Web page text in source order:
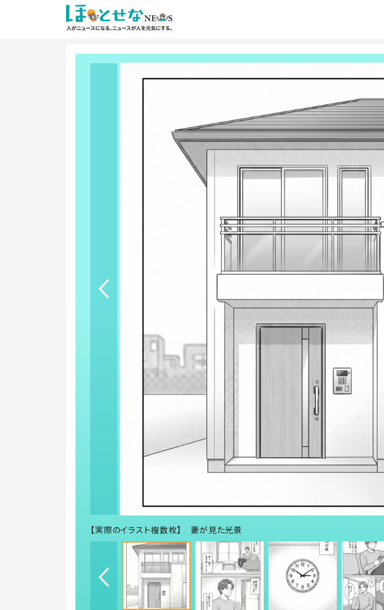
【実際のイラスト複数枚】 妻が見た光景